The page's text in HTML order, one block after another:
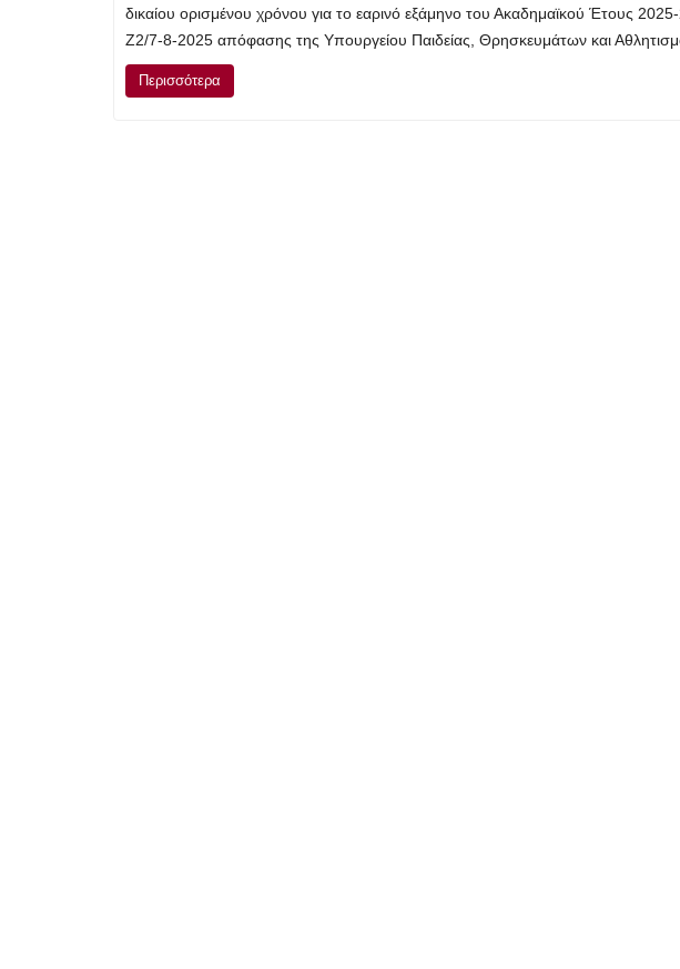
δικαίου ορισμένου χρόνου για το εαρινό εξάμηνο του Ακαδημαϊκού Έτους
Ζ2/7-8-2025 απόφασης της Υπουργείου Παιδείας, Θρησκευμάτων και
Περισσότερα